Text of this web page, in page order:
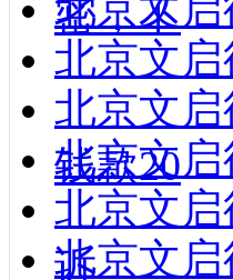
密，不
北京文启
北京文
钱款20
北京文
北京文
诉
北京文